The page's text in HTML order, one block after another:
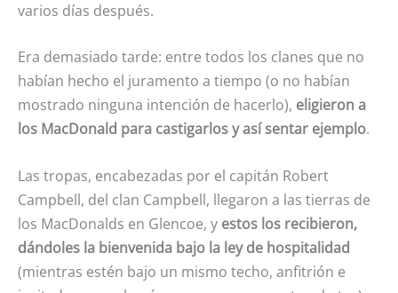
varios días después.
Era demasiado tarde: entre todos los clanes que no
habían hecho el juramento a tiempo (o no habían
mostrado ninguna intención de hacerlo), eligieron a
los MacDonald para castigarlos y así sentar ejemplo.
Las tropas, encabezadas por el capitán Robert
Campbell, del clan Campbell, llegaron a las tierras de
los MacDonalds en Glencoe, y estos los recibieron,
dándoles la bienvenida bajo la ley de hospitalidad
(mientras estén bajo un mismo techo, anfitrión e